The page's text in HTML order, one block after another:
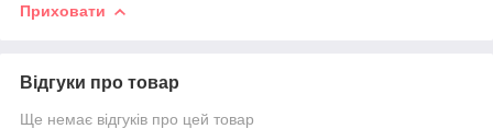
Приховати
Відгуки про товар
Ще немає відгуків про цей товар